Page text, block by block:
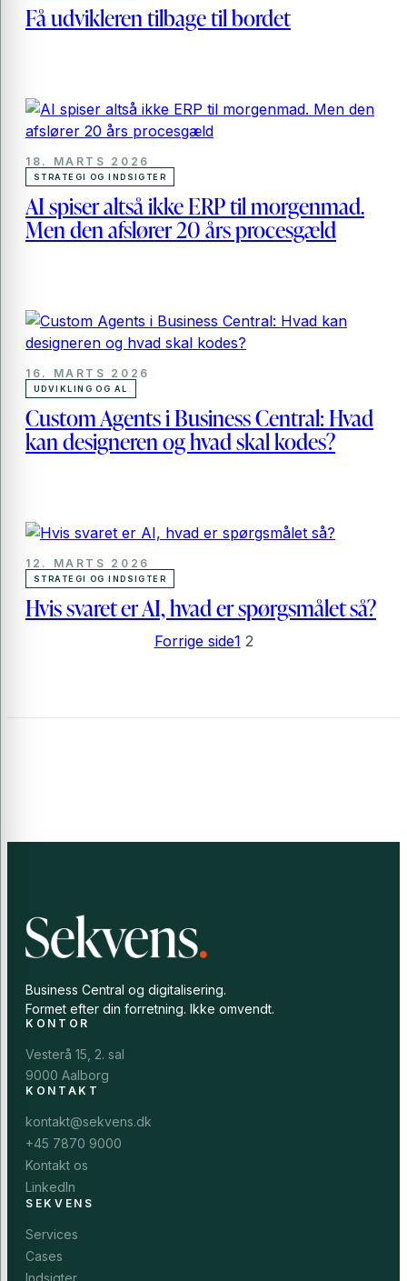
Få udvikleren tilbage til bordet
STRATEGI OG INDSIGTER
18. MARTS 2026
AI spiser altså ikke ERP til morgenmad.
Men den afslører 20 års procesgæld
UDVIKLING OG AL
16. MARTS 2026
Custom Agents i Business Central: Hvad
kan designeren og hvad skal kodes?
STRATEGI OG INDSIGTER
12. MARTS 2026
Hvis svaret er AI, hvad er spørgsmålet så?
Forrige side1 2
Business Central og digitalisering.
Formet efter din forretning. Ikke omvendt.
KONTOR
Vesterå 15, 2. sal
9000 Aalborg
KONTAKT
kontakt@sekvens.dk
+45 7870 9000
Kontakt os
LinkedIn
SEKVENS
Services
Cases
Indsigter